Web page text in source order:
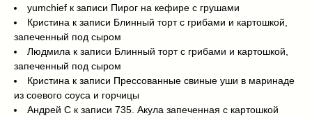
yumchief к записи Пирог на кефире с грушами
Кристина к записи Блинный торт с грибами и картошкой,
запеченный под сыром
Людмила к записи Блинный торт с грибами и картошкой,
запеченный под сыром
Кристина к записи Прессованные свиные уши в маринаде
из соевого соуса и горчицы
Андрей С к записи 735. Акула запеченная с картошкой